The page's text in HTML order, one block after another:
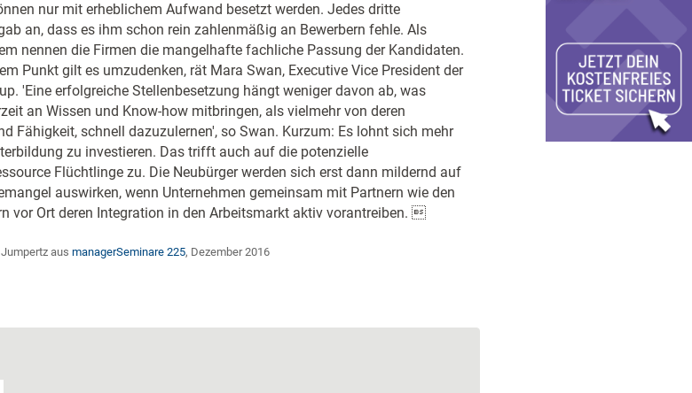
nur mit erheblichem Aufwand besetzt werden. Jedes dritte
an, dass es ihm schon rein zahlenmäßig an Bewerbern fehle. Als
nennen die Firmen die mangelhafte fachliche Passung der Kandidaten.
Punkt gilt es umzudenken, rät Mara Swan, Executive Vice President der
'Eine erfolgreiche Stellenbesetzung hängt weniger davon ab, was
an Wissen und Know-how mitbringen, als vielmehr von deren
Fähigkeit, schnell dazuzulernen', so Swan. Kurzum: Es lohnt sich mehr
zu investieren. Das trifft auch auf die potenzielle
Flüchtlinge zu. Die Neubürger werden sich erst dann mildernd auf
auswirken, wenn Unternehmen gemeinsam mit Partnern wie den
vor Ort deren Integration in den Arbeitsmarkt aktiv vorantreiben. 
aus managerSeminare 225, Dezember 2016